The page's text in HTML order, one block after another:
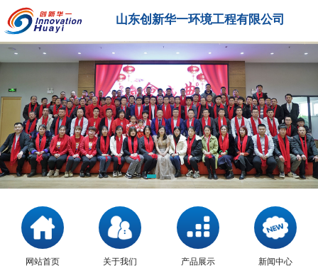
山东创新华一环境工程有限公司
网站首页 关于我们 产品展示 新闻中心